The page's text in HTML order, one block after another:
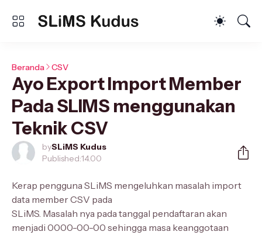
Beranda CSV
Ayo Export Import Member
Pada SLIMS menggunakan
Teknik CSV
bySLiMS Kudus
Published:14.00
Kerap pengguna SLiMS mengeluhkan masalah import
data member CSV pada
SLiMS. Masalah nya pada tanggal pendaftaran akan
menjadi 0000-00-00 sehingga masa keanggotaan